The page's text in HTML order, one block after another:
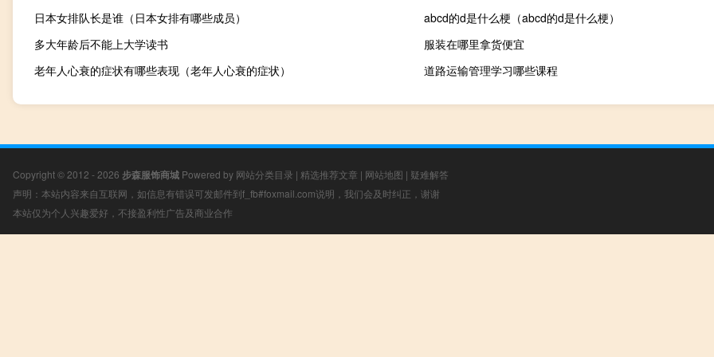
日本女排队长是谁（日本女排有哪些成员）
abcd的d是什么梗（abcd的d是什么梗）
多大年龄后不能上大学读书
服装在哪里拿货便宜
老年人心衰的症状有哪些表现（老年人心衰的症状）
道路运输管理学习哪些课程
Copyright © 2012 - 2026 步森服饰商城 Powered by 网站分类目录 | 精选推荐文章 | 网站地图 | 疑难解答
声明：本站内容来自互联网，如信息有错误可发邮件到f_fb#foxmail.com说明，我们会及时纠正，谢谢
本站仅为个人兴趣爱好，不接盈利性广告及商业合作